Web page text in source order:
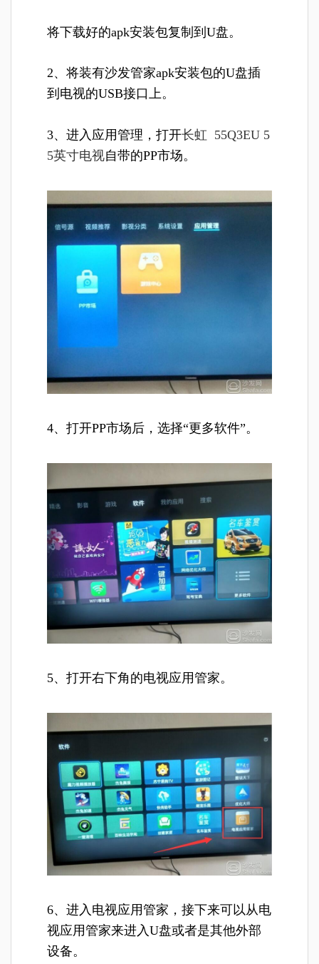
将下载好的apk安装包复制到U盘。
2、将装有沙发管家apk安装包的U盘插
到电视的USB接口上。
3、进入应用管理，打开长虹 55Q3EU 5
5英寸电视自带的PP市场。
4、打开PP市场后，选择“更多软件”。
5、打开右下角的电视应用管家。
6、进入电视应用管家，接下来可以从电
视应用管家来进入U盘或者是其他外部
设备。